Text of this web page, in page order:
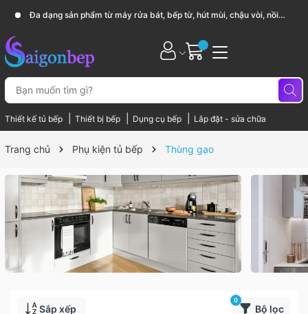
Đa dạng sản phẩm từ máy rửa bát, bếp từ, hút mùi, chậu vòi, nồi
chảo...
Thiết kế tủ bếp Thiết bị bếp Dụng cụ bếp Lắp đặt - sửa chữa
Trang chủ Phụ kiện tủ bếp Thùng gạo
Sắp xếp Bộ lọc
0